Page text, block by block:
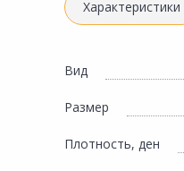
Освещение
Характеристики
Вид
Размер
Плотность, ден